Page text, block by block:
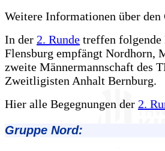
Weitere Informationen über den
In der 2. Runde treffen
Flensburg empfängt Nordhorn,
zweite Männermannschaft des
Zweitligisten Anhalt Bernburg.
Hier alle Begegnungen der 2.
Gruppe Nord: